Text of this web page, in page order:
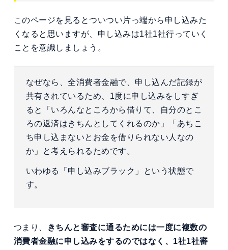
このページを見るとついつい片っ端から申し込みた
くなると思いますが、申し込みは1社1社行っていく
ことを意識しましょう。
なぜなら、全消費者金融で、申し込んだ記録が
共有されているため、1度に申し込みをしすぎ
ると「いろんなところから借りて、自分のとこ
ろの返済はきちんとしてくれるのか」「あちこ
ち申し込まないとお金を借りられない人なの
か」と考えられるためです。
いわゆる「申し込みブラック」という状態で
す。
つまり、
きちんと審査に通るためには一度に複数の
消費者金融に申し込みをするのではなく、1社1社審